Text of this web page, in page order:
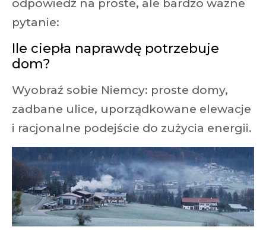
odpowiedź na proste, ale bardzo ważne
pytanie:
Ile ciepła naprawdę potrzebuje
dom?
Wyobraź sobie Niemcy: proste domy,
zadbane ulice, uporządkowane elewacje
i racjonalne podejście do zużycia energii.